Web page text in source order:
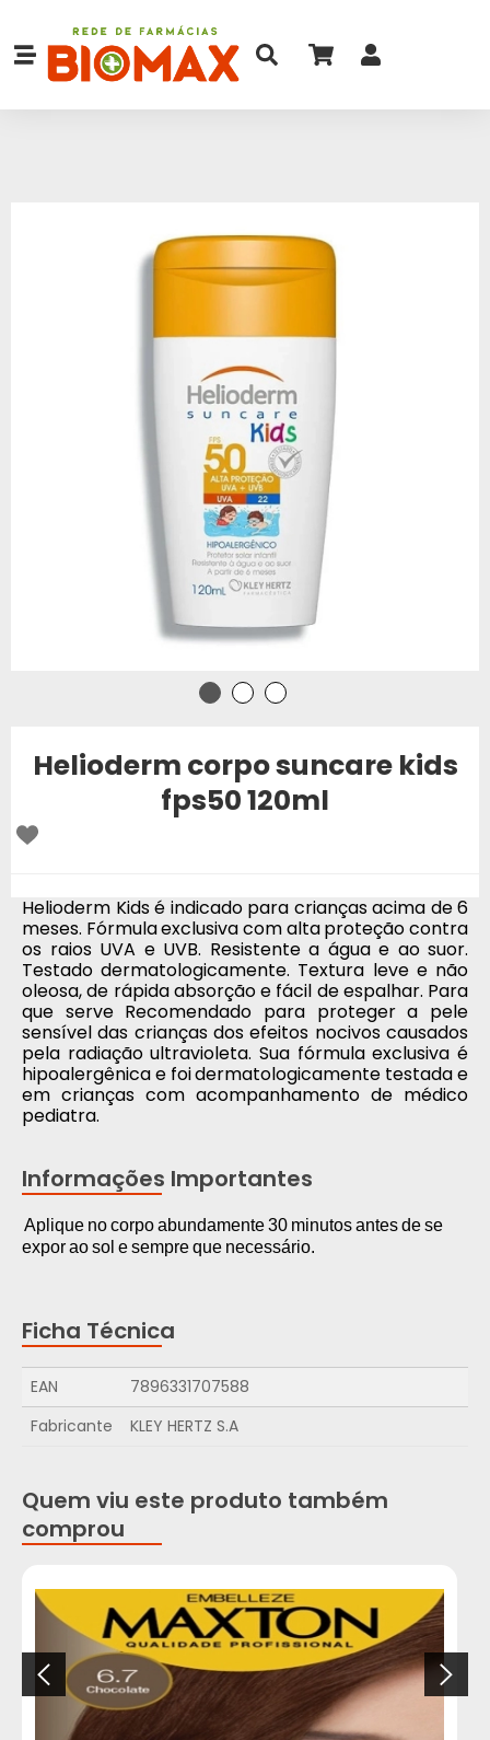
Helioderm corpo suncare kids
fps50 120ml
Helioderm Kids é indicado para crianças acima de 6
meses. Fórmula exclusiva com alta proteção contra
os raios UVA e UVB. Resistente a água e ao suor.
Testado dermatologicamente. Textura leve e não
oleosa, de rápida absorção e fácil de espalhar. Para
que serve Recomendado para proteger a pele
sensível das crianças dos efeitos nocivos causados
pela radiação ultravioleta. Sua fórmula exclusiva é
hipoalergênica e foi dermatologicamente testada e
em crianças com acompanhamento de médico
pediatra.
Informações Importantes
Aplique no corpo abundamente 30 minutos antes de se
expor ao sol e sempre que necessário.
Ficha Técnica
EAN
7896331707588
Fabricante
KLEY HERTZ S.A
Quem viu este produto também
comprou